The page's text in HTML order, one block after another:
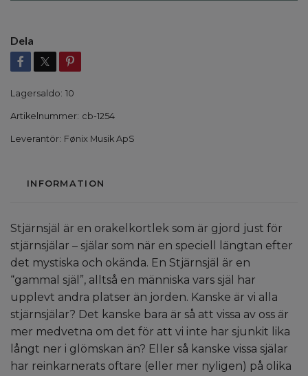
Dela
Lagersaldo: 10
Artikelnummer: cb-1254
Leverantör: Fønix Musik ApS
INFORMATION
Stjärnsjäl är en orakelkortlek som är gjord just för
stjärnsjälar – själar som när en speciell längtan efter
det mystiska och okända. En Stjärnsjäl är en
“gammal själ”, alltså en människa vars själ har
upplevt andra platser än jorden. Kanske är vi alla
stjärnsjälar? Det kanske bara är så att vissa av oss är
mer medvetna om det för att vi inte har sjunkit lika
långt ner i glömskan än? Eller så kanske vissa själar
har reinkarnerats oftare (eller mer nyligen) på olika